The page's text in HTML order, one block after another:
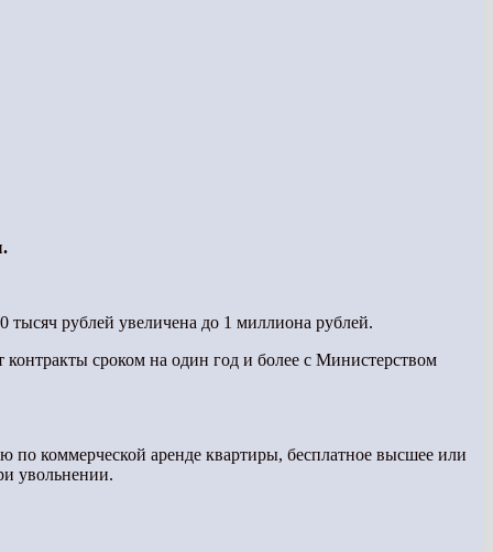
рублей увеличена до 1 миллиона рублей.
сроком на один год и более с Министерством
коммерческой аренде квартиры, бесплатное высшее или
увольнении.